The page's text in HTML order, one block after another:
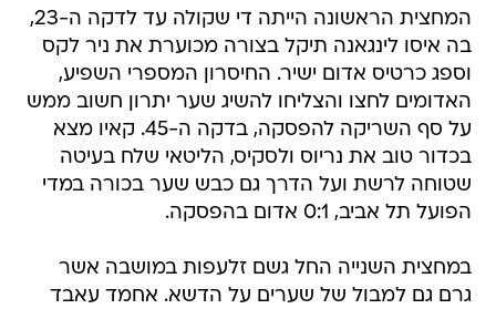
המחצית הראשונה הייתה די שקולה עד לדקה ה-23,
בה איסו לינגאנה תיקל בצורה מכוערת את ניר לקס
וספג כרטיס אדום ישיר. החיסרון המספרי השפיע,
האדומים לחצו והצליחו להשיג שער יתרון חשוב ממש
על סף השריקה להפסקה, בדקה ה-45. קאיו מצא
בכדור טוב את נריוס ולסקיס, הליטאי שלח בעיטה
שטוחה לרשת ועל הדרך גם כבש שער בכורה במדי
הפועל תל אביב, 0:1 אדום בהפסקה.
במחצית השנייה החל גשם זלעפות במושבה אשר
גרם גם למבול של שערים על הדשא. אחמד עאבד